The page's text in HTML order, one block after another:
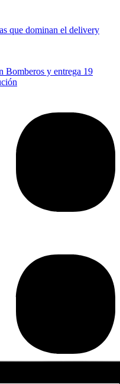
que dominan el delivery
Bomberos y entrega 19